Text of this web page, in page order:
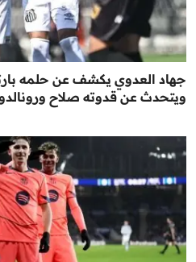
جهاد العدوي يكشف عن حلمه
ويتحدث عن قدوته صلاح ورونالدو